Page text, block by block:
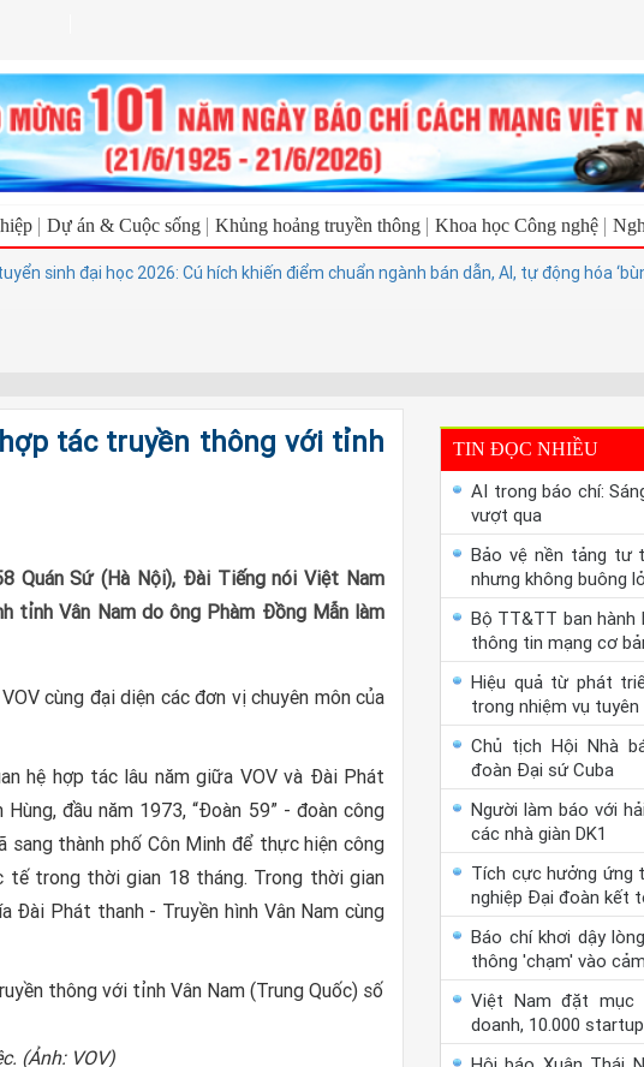
Dự án & Cuộc sống Khủng hoảng truyền thông Khoa học Công nghệ
sinh đại học 2026: Cú hích khiến điểm chuẩn ngành bán dẫn, AI, tự động hóa ‘bùng
tác truyền thông với tỉnh
Quán Sứ (Hà Nội), Đài Tiếng nói Việt Nam
tỉnh Vân Nam do ông Phàm Đồng Mẫn làm
cùng đại diện các đơn vị chuyên môn của
hệ hợp tác lâu năm giữa VOV và Đài Phát
đầu năm 1973, “Đoàn 59” - đoàn công
thành phố Côn Minh để thực hiện công
tế trong thời gian 18 tháng. Trong thời gian
Phát thanh - Truyền hình Vân Nam cùng
(Ảnh: VOV)
TIN ĐỌC NHIỀU
AI trong báo chí:
vượt qua
Bảo vệ nền tảng tư
nhưng không buông
Bộ TT&TT ban hành
thông tin mạng cơ
Hiệu quả từ phát
trong nhiệm vụ
Chủ tịch Hội Nhà
đoàn Đại sứ Cuba
Người làm báo với
các nhà giàn DK1
Tích cực hưởng ứng
nghiệp Đại đoàn kết
Báo chí khơi dậy
thông 'chạm' vào
Việt Nam đặt
doanh, 10.000